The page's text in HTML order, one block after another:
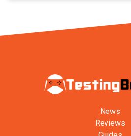
News
Reviews